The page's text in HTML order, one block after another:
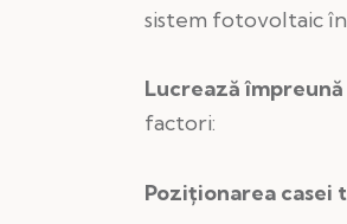
sistem fotovoltaic
Lucrează
factori:
Poziționarea casei